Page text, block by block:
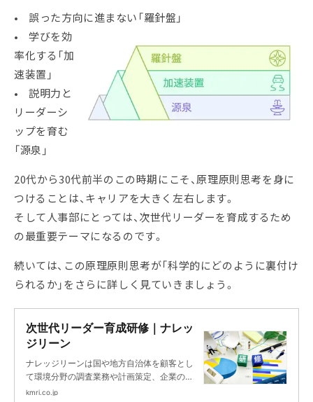
• 誤った方向に進まない「羅針盤」
• 学びを効
率化する「加
速装置」
• 説明力と
リーダーシ
ップを育む
「源泉」
20代から30代前半のこの時期にこそ、原理原則思考を身に
つけることは、キャリアを大きく左右します。
そして人事部にとっては、次世代リーダーを育成するため
の最重要テーマになるのです。
続いては、この原理原則思考が「科学的にどのように裏付け
られるか」をさらに詳しく見ていきましょう。
次世代リーダー育成研修｜ナレッ
ジリーン
ナレッジリーンは国や地方自治体を顧客とし
て環境分野の調査業務や計画策定、企業の非
財務分野に対するマネジメントコンサルティ
kmri.co.jp